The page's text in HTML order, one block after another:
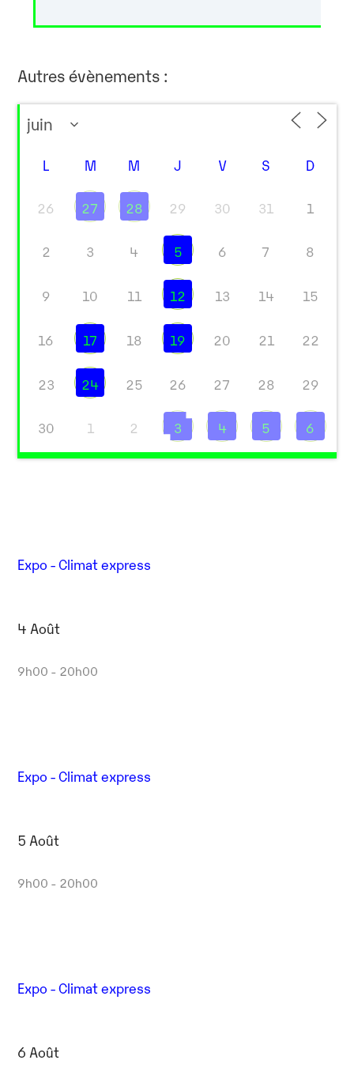
Autres évènements :
L M M J V S D
26 27 28 29 30 31 1
2 3 4 5 6 7 8
9 10 11 12 13 14 15
16 17 18 19 20 21 22
23 24 25 26 27 28 29
30 1 2 3 4 5 6
Expo - Climat express
4 Août
9h00 - 20h00
Expo - Climat express
5 Août
9h00 - 20h00
Expo - Climat express
6 Août